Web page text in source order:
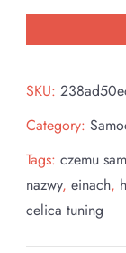
SKU:
Category:
Tags: czemu
nazwy, einach,
celica tuning